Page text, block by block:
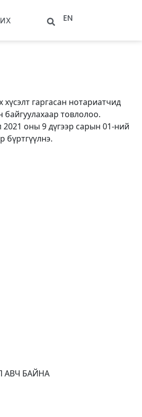
EN
гаргасан нотариатчид
товлолоо.
оны 9 дүгээр сарын 01-ний
бүртгүүлнэ.
АВЧ БАЙНА